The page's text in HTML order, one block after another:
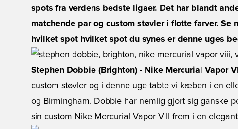
spots fra verdens bedste ligaer. Det har blandt
matchende par og custom støvler i flotte farver. Se
hvilket spot hvilket spot du synes er denne uges
Stephen Dobbie (Brighton) - Nike Mercurial Vapor
custom støvler og i denne uge tabte vi kæben i en
og Birmingham. Dobbie har nemlig gjort sig ganske
sin custom Nike Mercurial Vapor VIII frem i en